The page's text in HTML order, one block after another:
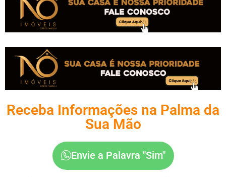
Receba Informações na Palma da
Sua Mão
Envie a Palavra "Sim"